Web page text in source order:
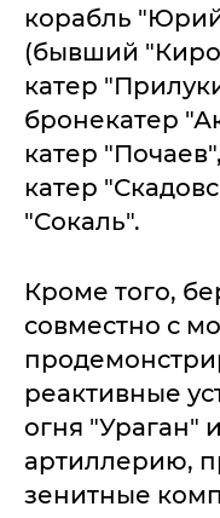
корабль
(бывший
катер
бронекатер
катер
катер
"Сокаль".
Кроме того,
совместно с
реактивные
огня "Ураган"
артиллерию,
зенитные